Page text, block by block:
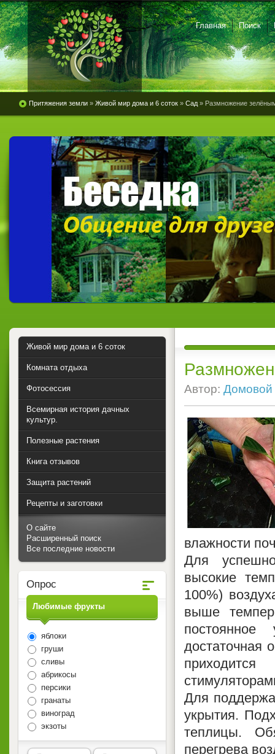
Главная Поиск
Притяжения земли » Живой мир дома и 6 соток » Сад » Размножение
Автор: Домовой
влажности
Для
высокие
100%)
выше
достаточная
Для
укрытия.
теплицы.
перегрева
Живой мир дома и 6 соток
Комната отдыха
Фотосессия
Всемирная история дачных
культур.
Полезные растения
Книга отзывов
Защита растений
Рецепты и заготовки
О сайте
Расширенный поиск
Все последние новости
Опрос
Любимые фрукты
яблоки
груши
сливы
абрикосы
персики
гранаты
виноград
экзоты